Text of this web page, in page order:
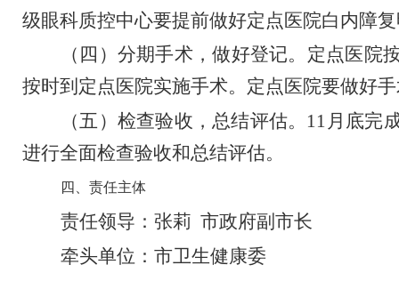
级眼科质控中心要提前做好定点医院白内障
（四） 分期手术，做好登记。 定点医院
按时到定点医院实施手术。定点医院要做好
（五） 检查验收，总结评估。 11 月底完
进行全面检查验收和总结评估。
四、责任主体
责任领导：张莉 市政府副市长
牵头单位：市卫生健康委